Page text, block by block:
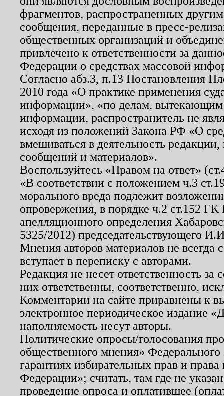
фрагментов, распространенных
сообщения, переданные в пресс-
общественных организаций и
привлечено к ответственности за
Федерации о средствах массовой
Согласно абз.3, п.13 Постановления
2010 года «О практике применения
информации», «по делам, вытекающим
информации, распространитель не
исходя из положений Закона РФ «О
вмешиваться в деятельность
сообщений и материалов».
Воспользуйтесь «Правом на ответ»
«В соответствии с положением ч.3
морального вреда подлежит
опровержения, в порядке ч.2 ст.152
апелляционного определения
5325/2012) председательствующего
Мнения авторов материалов не
вступает в переписку с авторами.
Редакция не несет ответственность
них ответственны, соответственно,
Комментарии на сайте приравнены к
электронное периодическое издание
наполняемость несут авторы.
Политические опросы/голосования
общественного мнения»
гарантиях избирательных прав и
Федерации»; считать, там где не
проведение опроса и оплатившее